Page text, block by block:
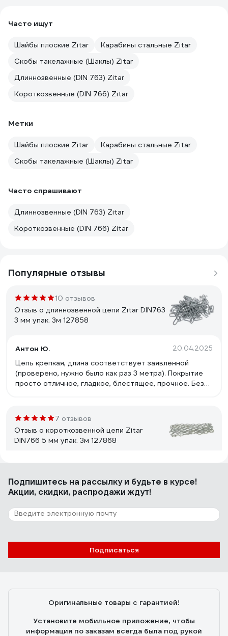
Часто ищут
Шайбы плоские Zitar
Карабины стальные Zitar
Скобы такелажные (Шаклы) Zitar
Длиннозвенные (DIN 763) Zitar
Короткозвенные (DIN 766) Zitar
Метки
Шайбы плоские Zitar
Карабины стальные Zitar
Скобы такелажные (Шаклы) Zitar
Часто спрашивают
Длиннозвенные (DIN 763) Zitar
Короткозвенные (DIN 766) Zitar
Популярные отзывы
10 отзывов
Отзыв о длиннозвенной цепи Zitar DIN763
3 мм упак. 3м 127858
Антон Ю. 20.04.2025
Цепь крепкая, длина соответствует заявленной
(проверено, нужно было как раз 3 метра). Покрытие
просто отличное, гладкое, блестящее, прочное. Без
звену.
7 отзывов
Отзыв о короткозвенной цепи Zitar
DIN766 5 мм упак. 3м 127868
Сварная, блестит
3 отзыва
766 SLC 8 мм 10 м 141601
Подпишитесь на рассылкуи будьте в курсе!
Акции, скидки, распродажи ждут!
Подписаться
Оригинальные товары с гарантией!
Установите мобильное приложение, чтобы
информация по заказам всегда была под рукой